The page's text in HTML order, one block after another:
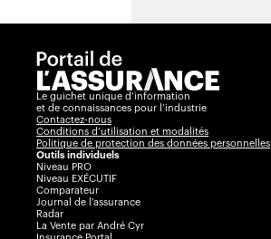
Le guichet unique d’information
et de connaissances pour l’industrie
Contactez-nous
Conditions d’utilisation et modalités
Politique de protection des données personnelles
Outils individuels
Niveau PRO
Niveau EXÉCUTIF
Comparateur
Journal de l’assurance
Radar
La Vente par André Cyr